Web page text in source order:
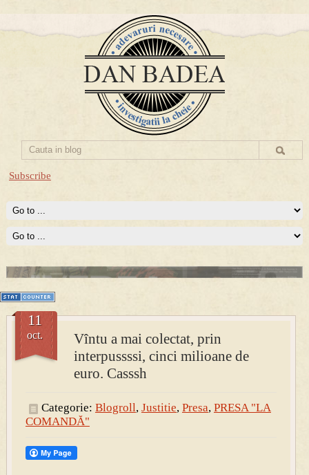
Subscribe
PRESA
Permise pentru vânătoarea de porci în costume, cu gulere albe
Prima mea carte publicata (Nemira)
Averea Presedintelui: prima lucrare despre controversatele
conturi secrete ale Securitatii.
Vîntu a mai colectat, prin
interpussssi, cinci milioane de
euro. Casssh
11
oct.
Categorie: Blogroll, Justitie, Presa, PRESA "LA
COMANDĂ"